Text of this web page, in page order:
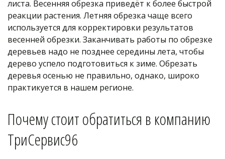
листа. Весенняя обрезка приведёт к более быстрой
реакции растения. Летняя обрезка чаще всего
используется для корректировки результатов
весенней обрезки. Заканчивать работы по обрезке
деревьев надо не позднее середины лета, чтобы
дерево успело подготовиться к зиме. Обрезать
деревья осенью не правильно, однако, широко
практикуется в нашем регионе.
Почему стоит обратиться в компанию
ТриСервис96